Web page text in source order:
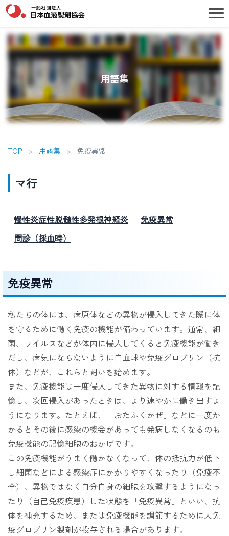
用語集
TOP > 用語集 > 免疫異常
マ行
慢性炎症性脱髄性多発根神経炎
免疫異常
問診（採血時）
免疫異常
私たちの体には、病原体などの異物が侵入してきた際に体
を守るために働く免疫の機能が備わっています。通常、細
菌、ウイルスなどが体内に侵入してくると免疫機能が働き
だし、病気にならないように白血球や免疫グロブリン（抗
体）などが、これらと闘いを始めます。
また、免疫機能は一度侵入してきた異物に対する情報を記
憶し、次回侵入があったときは、より速やかに働き出すよ
うになります。たとえば、「おたふくかぜ」などに一度か
かるとその後に感染の機会があっても発病しなくなるのも
免疫機能の記憶細胞のおかげです。
この免疫機能がうまく働かなくなって、体の抵抗力が低下
し細菌などによる感染症にかかりやすくなったり（免疫不
全）、異物ではなく自分自身の細胞を攻撃するようになっ
たり（自己免疫疾患）した状態を「免疫異常」といい、抗
体を補充するため、または免疫機能を調節するために人免
疫グロブリン製剤が投与される場合があります。